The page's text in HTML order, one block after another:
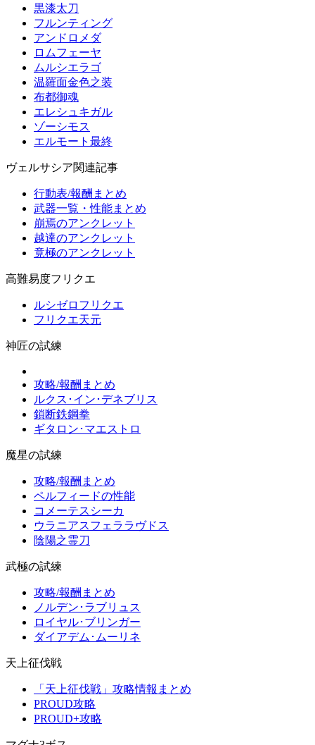
黒漆太刀
フルンティング
アンドロメダ
ロムフェーヤ
ムルシエラゴ
温羅面金色之装
布都御魂
エレシュキガル
ゾーシモス
エルモート最終
ヴェルサシア関連記事
行動表/報酬まとめ
武器一覧・性能まとめ
崩焉のアンクレット
越達のアンクレット
竟極のアンクレット
高難易度フリクエ
ルシゼロフリクエ
フリクエ天元
神匠の試練
攻略/報酬まとめ
ルクス･イン･デネブリス
鎖断鉄鋼拳
ギタロン･マエストロ
魔星の試練
攻略/報酬まとめ
ペルフィードの性能
コメーテスシーカ
ウラニアスフェララヴドス
陰陽之霊刀
武極の試練
攻略/報酬まとめ
ノルデン･ラブリュス
ロイヤル･ブリンガー
ダイアデム･ムーリネ
天上征伐戦
「天上征伐戦」攻略情報まとめ
PROUD攻略
PROUD+攻略